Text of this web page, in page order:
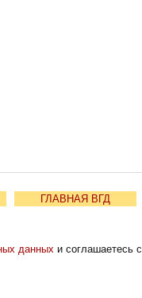
ГЛАВНАЯ ВГД
данных и соглашаетесь с